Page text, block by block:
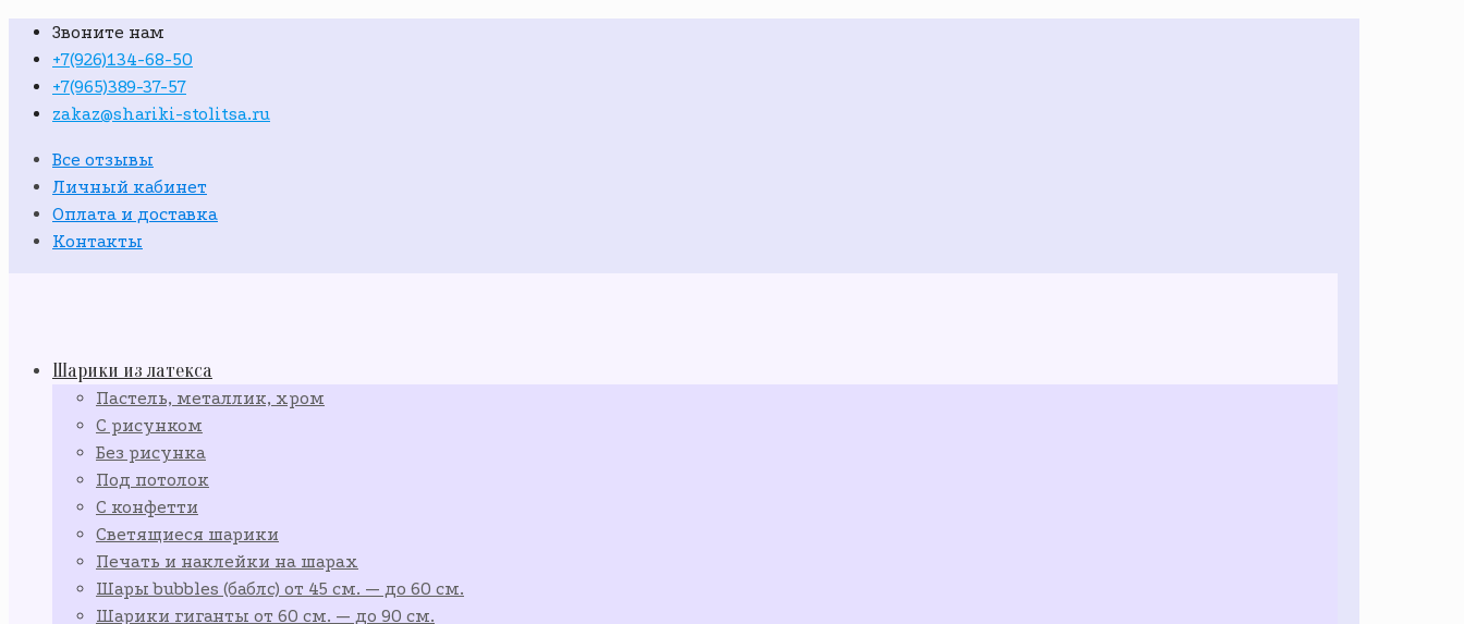
Звоните нам
+7(926)134-68-50
+7(965)389-37-57
zakaz@shariki-stolitsa.ru
Все отзывы
Личный кабинет
Оплата и доставка
Контакты
Шарики из латекса
Пастель, металлик, хром
С рисунком
Без рисунка
Под потолок
С конфетти
Светящиеся шарики
Печать и наклейки на шарах
Шары bubbles (баблс) от 45 см. — до 60 см.
Шарики гиганты от 60 см. — до 90 см.